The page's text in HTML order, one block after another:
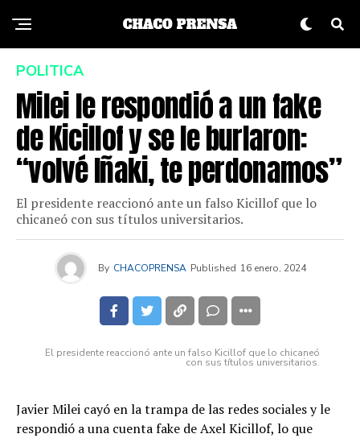
POLITICA
Milei le respondió a un fake
de Kicillof y se le burlaron:
“volvé Iñaki, te perdonamos”
El presidente reaccionó ante un falso Kicillof que lo
chicaneó con sus títulos universitarios.
By CHACOPRENSA Published 16 enero, 2024
El presidente reaccionó ante un falso Kicillof que lo chicaneó
con sus títulos universitarios.
Javier Milei cayó en la trampa de las redes sociales y le
respondió a una cuenta fake de Axel Kicillof, lo que